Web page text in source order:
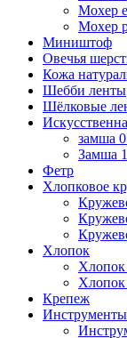
Мохер
Мохер
Миништоф
Овечья
Кожа
Шебби ленты
Шёлковые
замша
Замша
Фетр
Хлопковое
Хлопок
Хлопок
Крепеж
Инструменты